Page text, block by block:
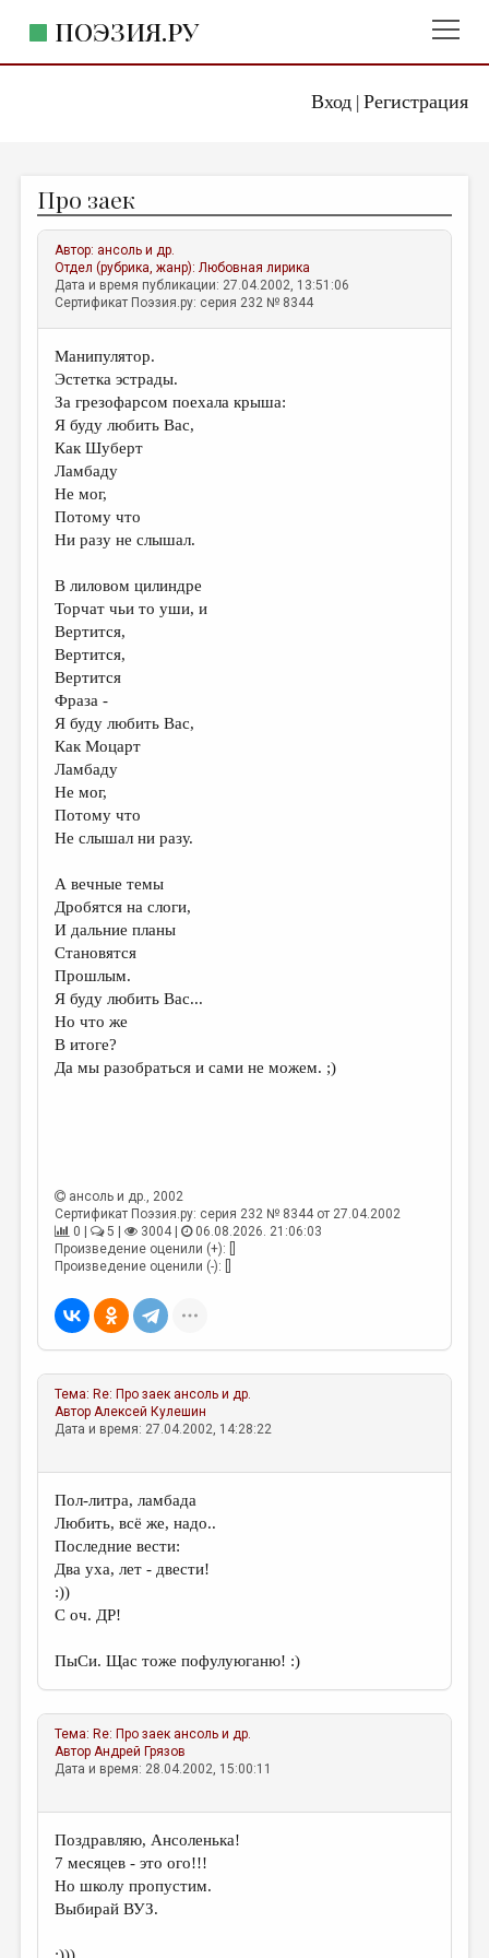
Вход| Регистрация
ПОЭЗИЯ.РУ
ЖАНРЫ
АВТОРЫ
КОММЕНТАРИИ
ЛИТСАЛОН
НОВОСТИ
ПРАВИЛА САЙТА
ОТДЕЛЫ И РУБРИКИ
ИЗБРАННОЕ
ДАЙДЖЕСТ
ПЕРЕВОДЫ
КОНКУРСЫ
ДЕТСКАЯ КОМНАТА
КНИЖНАЯ ПОЛКА
ОБЗОР ЛИТЕРАТУРЫ
СТРАНИЦЫ ПАМЯТИ
ОБЪЯВЛЕНИЯ
КОЛОНКА РЕДАКТОРА
РЕДКОЛЛЕГИЯ
ОТ РЕДАКЦИИ
МАЛАЯ ПРОЗА
ЭССЕИСТИКА
ЛИТЕРАТУРОВЕДЕНИЕ
ЦИКЛЫ ПУБЛИКАЦИЙ
ТРЕДИАКОВСКИЙ
ВКОНТАКТЕ
Про заек
Автор: ансоль и др.
Отдел (рубрика, жанр):Любовная лирика
Дата и время публикации: 27.04.2002, 13:51:06
Сертификат Поэзия.ру: серия 232 № 8344
Манипулятор.
Эстетка эстрады.
За грезофарсом поехала крыша:
Я буду любить Вас,
Как Шуберт
Ламбаду
Не мог,
Потому что
Ни разу не слышал.
В лиловом цилиндре
Торчат чьи то уши, и
Вертится,
Вертится,
Вертится
Фраза -
Я буду любить Вас,
Как Моцарт
Ламбаду
Не мог,
Потому что
Не слышал ни разу.
А вечные темы
Дробятся на слоги,
И дальние планы
Становятся
Прошлым.
Я буду любить Вас...
Но что же
В итоге?
Да мы разобраться и сами не можем. ;)
ансоль и др., 2002
Сертификат Поэзия.ру: серия 232 № 8344 от 27.04.2002
0 |
5 | 3004 |
06.08.2026. 21:06:03
Произведение оценили (+): []
Произведение оценили (-): []
Тема: Re: Про заек ансоль и др.
АвторАлексей Кулешин
Дата и время: 27.04.2002, 14:28:22
Пол-литра, ламбада
Любить, всё же, надо..
Последние вести:
Два уха, лет - двести!
:))
С оч. ДР!
ПыСи. Щас тоже пофулуюганю! :)
Тема: Re: Про заек ансоль и др.
АвторАндрей Грязов
Дата и время: 28.04.2002, 15:00:11
Поздравляю, Ансоленька!
7 месяцев - это ого!!!
Но школу пропустим.
Выбирай ВУЗ.